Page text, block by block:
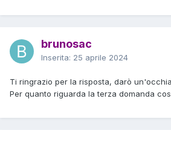
brunosac
Inserita: 25 aprile 2024
Ti ringrazio per la risposta, darò
Per quanto riguarda la terza domanda